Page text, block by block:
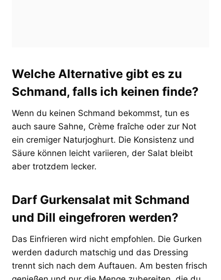
Welche Alternative gibt es zu
Schmand, falls ich keinen finde?
Wenn du keinen Schmand bekommst, tun es
auch saure Sahne, Crème fraîche oder zur Not
ein cremiger Naturjoghurt. Die Konsistenz und
Säure können leicht variieren, der Salat bleibt
aber trotzdem lecker.
Darf Gurkensalat mit Schmand
und Dill eingefroren werden?
Das Einfrieren wird nicht empfohlen. Die Gurken
werden dadurch matschig und das Dressing
trennt sich nach dem Auftauen. Am besten frisch